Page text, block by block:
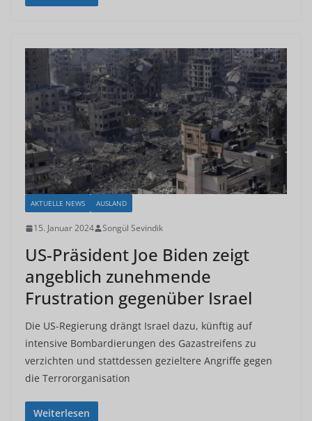
AKTUELLE NEWS AUSLAND
15. Januar 2024 Songül Sevindik
US-Präsident Joe Biden zeigt
angeblich zunehmende
Frustration gegenüber Israel
Die US-Regierung drängt Israel dazu, künftig auf
intensive Bombardierungen des Gazastreifens zu
verzichten und stattdessen gezieltere Angriffe gegen
die Terrororganisation
Weiterlesen